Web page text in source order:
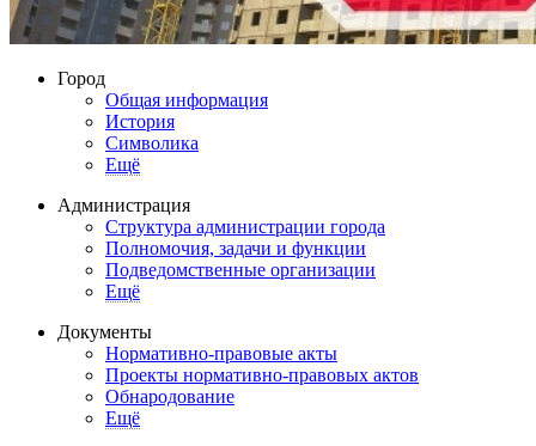
Город
Общая информация
История
Символика
Ещё
Администрация
Структура администрации города
Полномочия, задачи и функции
Подведомственные организации
Ещё
Документы
Нормативно-правовые акты
Проекты нормативно-правовых актов
Обнародование
Ещё